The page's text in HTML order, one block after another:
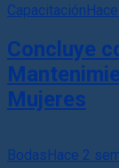
Capacitación
Concluye
Mujeres
BodasHace 2